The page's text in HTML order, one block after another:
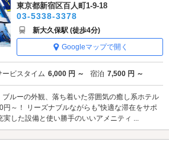
東京都新宿区百人町1-9-18
03-5338-3378
新大久保駅 (徒歩4分)
Googleマップで開く
ービスタイム 6,000 円 ～ 宿泊 7,500 円 ～
ルーの外観、落ち着いた雰囲気の癒し系ホテル
～！ リーズナブルながらも”快適な滞在をサポ
した設備と使い勝手のいいアメニティ ...